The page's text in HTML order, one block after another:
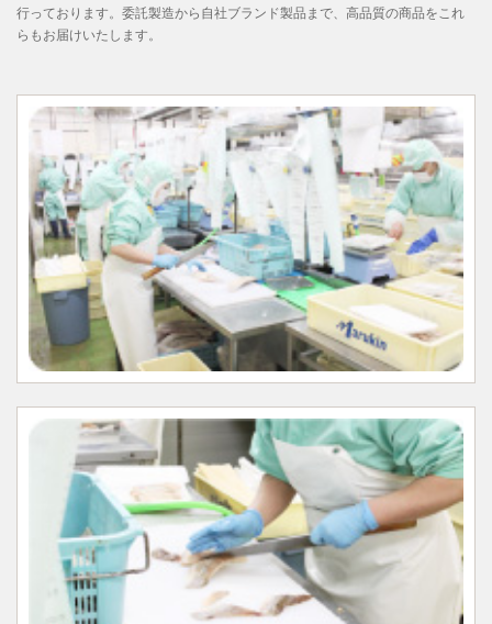
行っております。委託製造から自社ブランド製品まで、高品質の商品をこれ
らもお届けいたします。